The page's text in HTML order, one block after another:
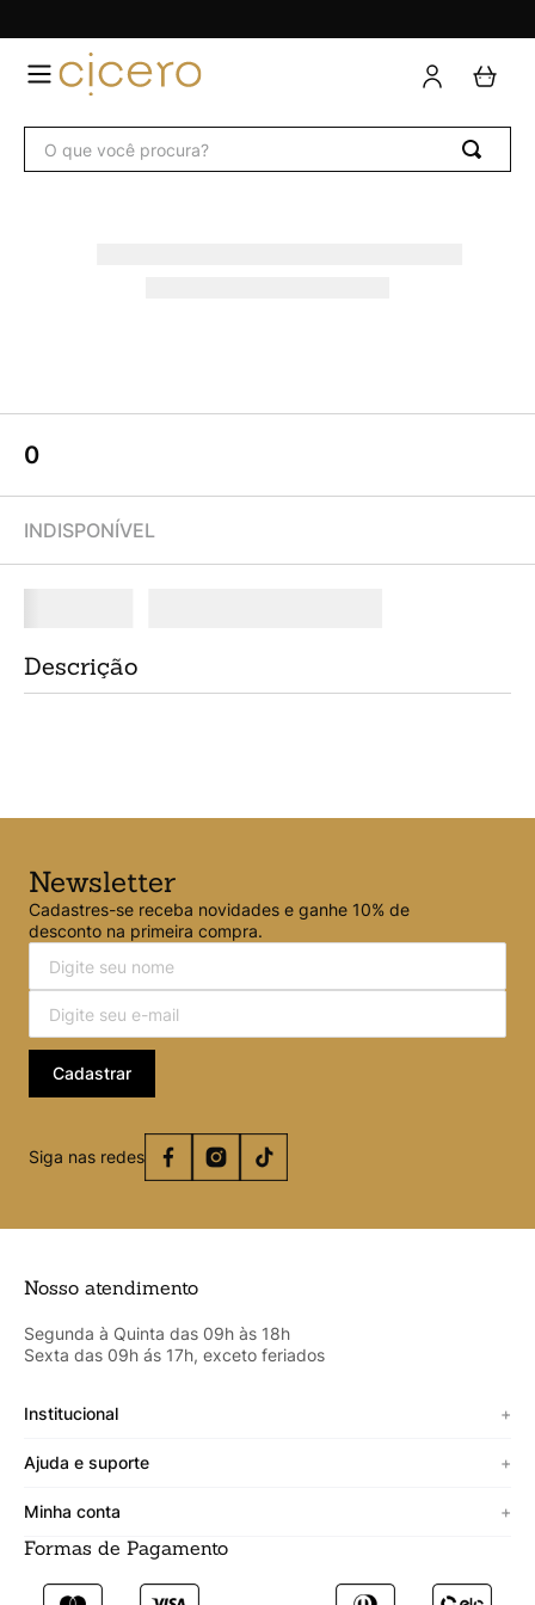
0
INDISPONÍVEL
Descrição
Newsletter
Cadastres-se receba novidades e ganhe 10% de
desconto na primeira compra.
Cadastrar
Siga nas redes
Nosso atendimento
Segunda à Quinta das 09h às 18h
Sexta das 09h ás 17h, exceto feriados
Institucional +
Sobre a Cicero
Fale conosco
Ajuda e suporte +
Termos de uso
Política de segurança
Minha conta +
Meus Dados
Meus Pedidos
Formas de Pagamento